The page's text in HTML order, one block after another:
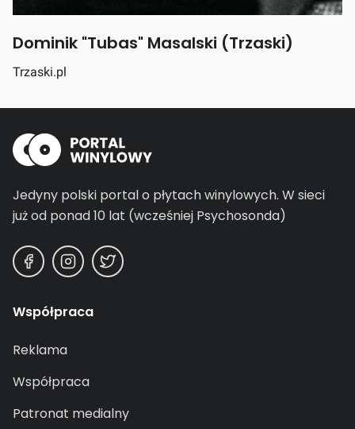
Dominik "Tubas" Masalski (Trzaski)
Trzaski.pl
Jedyny polski portal o płytach winylowych. W sieci
już od ponad 10 lat (wcześniej Psychosonda)
Współpraca
Reklama
Współpraca
Patronat medialny